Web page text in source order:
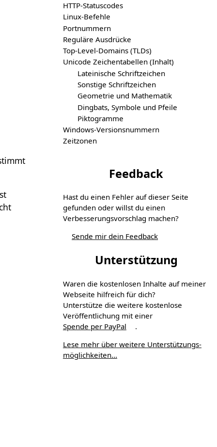
HTTP-Statuscodes
Linux-Befehle
Portnummern
Reguläre Ausdrücke
Top-Level-Domains (TLDs)
Unicode Zeichentabellen (Inhalt)
Lateinische Schriftzeichen
Sonstige Schriftzeichen
Geometrie und Mathematik
Dingbats, Symbole und Pfeile
Piktogramme
Windows-Versionsnummern
Zeitzonen
Feedback
Hast du einen Fehler auf dieser Seite
gefunden oder willst du einen
Verbesserungs­vorschlag machen?
Sende mir dein Feedback
Unterstützung
Waren die kostenlosen Inhalte auf meiner
Webseite hilfreich für dich?
Unterstütze die weitere kostenlose
Veröffentlichung mit einer
Spende per PayPal
.
Lese mehr über weitere Unterstützungs­
möglichkeiten...